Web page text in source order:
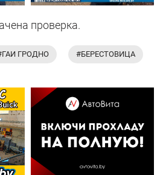
проверка.
ГРОДНО #БЕРЕСТОВИЦА